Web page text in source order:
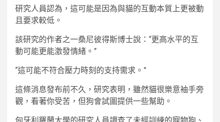
研究人員認為，這可能是因為與貓的互動本質上更被動
且要求較低。
該研究的作者之一桑尼彼得斯博士說：“更高水平的互
動可能更能激發情緒。”
“這可能不符合壓力時刻的支持需求。”
這條消息發布前不久，研究表明，雖然貓很樂意袖手旁
觀，看著你受苦，但狗會試圖提供一些幫助。